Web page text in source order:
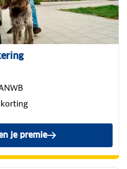
je premie
voor de ANWB Reguliere